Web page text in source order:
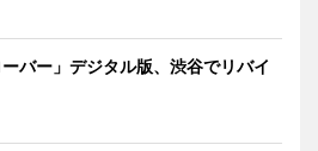
バー」デジタル版、渋谷でリバイ